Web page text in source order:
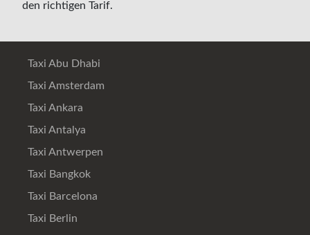
den richtigen Tarif.
Taxi Abu Dhabi
Taxi Amsterdam
Taxi Ankara
Taxi Antalya
Taxi Antwerpen
Taxi Bangkok
Taxi Barcelona
Taxi Berlin